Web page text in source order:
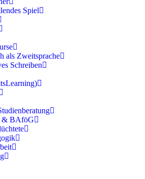
Spiel
als Zweitsprache
Schreiben
& BAföG